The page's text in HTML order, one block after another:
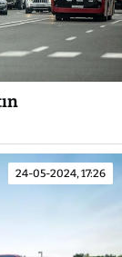
24-05-2024, 17:26